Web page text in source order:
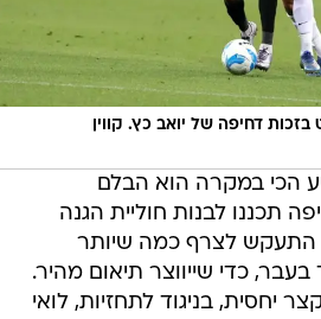
דחיפה של יואב כץ. קווין
הכי במקרה הוא הבלם
תכננו לבנות חוליית הגנה
התעקש לצרף כמה שיותר
כדי שייווצר תיאום מהיר.
יחסית, בניגוד לתחזיות, לואי